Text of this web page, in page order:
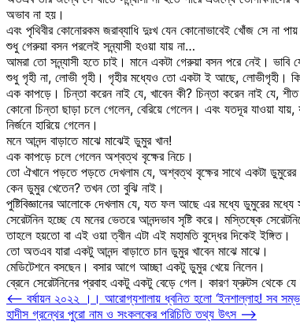
অভাব না হয়।
এবং পৃথিবীর কোনোরকম জরাব্যাধি দুঃখ যেন কোনোভাবেই খোঁজ সে না
শুধু গেরুয়া বসন পরলেই সন্ন্যাসী হওয়া যায় না…
আমরা তো সন্ন্যাসী হতে চাই। মানে একটা গেরুয়া বসন পরে নেই। ভাবি
শুধু গৃহী না, লোভী গৃহী। গৃহীর মধ্যেও তো একটা ই আছে, লোভীগৃহী।
এক কাপড়ে। চিন্তা করেন নাই যে, খাবেন কী? চিন্তা করেন নাই যে,
কোনো চিন্তা ছাড়া চলে গেলেন, বেরিয়ে গেলেন। এবং যতদূর যাওয়া যায়,
নির্জনে হারিয়ে গেলেন।
মনে আনন্দ বাড়াতে মাঝে মাঝেই ডুমুর খান!
এক কাপড়ে চলে গেলেন অশ্বত্থ বৃক্ষের নিচে।
তো ঐখানে পড়তে পড়তে দেখলাম যে, অশ্বত্থ বৃক্ষের সাথে একটা
কেন ডুমুর খেতেন? তখন তো বুঝি নাই।
পুষ্টিবিজ্ঞানের আলোকে দেখলাম যে, যত ফল আছে এর মধ্যে ডুমুরের মধ্যে
সেরেটনিন হচ্ছে যে মনের ভেতরে আনন্দভাব সৃষ্টি করে। মস্তিষ্কে
তাহলে হয়তো বা এই ওয়া ত্বীন এটা এই মহামতি বুদ্ধের দিকেই ইঙ্গিত।
তো অতএব যারা একটু আনন্দ বাড়াতে চান ডুমুর খাবেন মাঝে মাঝে।
মেডিটেশনে বসছেন। বসার আগে আচ্ছা একটু ডুমুর খেয়ে নিলেন।
ব্রেনে সেরেটনিনের প্রবাহ একটু একটু বেড়ে গেল। কারণ ফ্রুটস থেকে যে
Post
navigation
⟵ বর্ষায়ন ২০২২ ।। আরোগ্যশালায় ধ্বনিত হলো ‘ইনশাল্লাহ! সব
হাদীস গ্রন্থের পুরো নাম ও সংকলকের পরিচিতি তথ্য উৎস ⟶